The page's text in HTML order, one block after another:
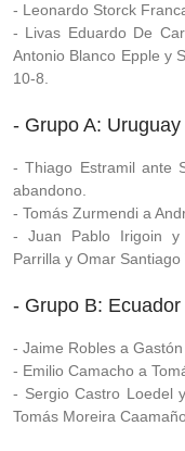
- Leonardo Storck
- Livas Eduardo De
Antonio Blanco Epple y
10-8.
- Grupo A:
- Thiago Estramil ante
abandono.
- Tomás Zurmendi a
- Juan Pablo Irigoin y
Parrilla y Omar
- Grupo B:
- Jaime Robles a
- Emilio Camacho a
- Sergio Castro Loedel
Tomás Moreira